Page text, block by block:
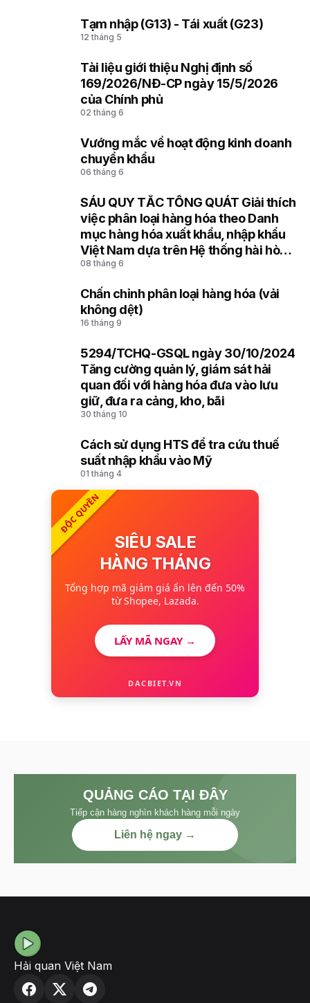
Tạm nhập (G13) - Tái xuất (G23)
12 tháng 5
Tài liệu giới thiệu Nghị định số
169/2026/NĐ-CP ngày 15/5/2026
của Chính phủ
02 tháng 6
Vướng mắc về hoạt động kinh doanh
chuyển khẩu
06 tháng 6
SÁU QUY TẮC TỔNG QUÁT Giải thích
việc phân loại hàng hóa theo Danh
mục hàng hóa xuất khẩu, nhập khẩu
Việt Nam dựa trên Hệ thống hài hòa
mô tả và mã hóa hàng hóa (HS) của
08 tháng 6
Chấn chỉnh phân loại hàng hóa (vải
không dệt)
16 tháng 9
5294/TCHQ-GSQL ngày 30/10/2024
Tăng cường quản lý, giám sát hải
quan đối với hàng hóa đưa vào lưu
giữ, đưa ra cảng, kho, bãi
30 tháng 10
Cách sử dụng HTS để tra cứu thuế
suất nhập khẩu vào Mỹ
01 tháng 4
ĐỘC QUYỀN
SIÊU SALE
HÀNG THÁNG
Tổng hợp mã giảm giá ẩn lên đến 50%
từ Shopee, Lazada.
LẤY MÃ NGAY →
DACBIET.VN
QUẢNG CÁO TẠI ĐÂY
Tiếp cận hàng nghìn khách hàng mỗi ngày
Liên hệ ngay →
Hải quan Việt Nam